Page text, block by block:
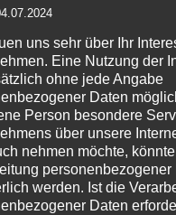
durch den
den Regenbogen laufen, das
Rindle | 07. Oktober 2016 |
uns sehr über Ihr
Eine Nutzung der
ohne jede Angabe
Daten
Person besondere
über unsere
nehmen möchte,
personenbezogener
werden. Ist die
Daten